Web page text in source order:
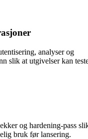
analyser og
slik at utgivelser kan
og hardening-pass
bruk før lansering.